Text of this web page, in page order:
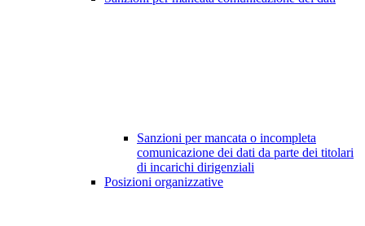
Sanzioni per mancata o incompleta
comunicazione dei dati da parte dei titolari
di incarichi dirigenziali
Posizioni organizzative